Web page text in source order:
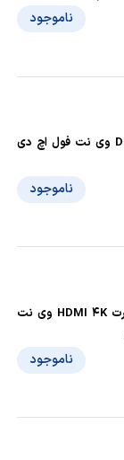
ناموجود
کابل DP به DP وی نت فول اچ دی
ناموجود
اسپلیتر 16 پورت HDMI 4K وی نت
ناموجود